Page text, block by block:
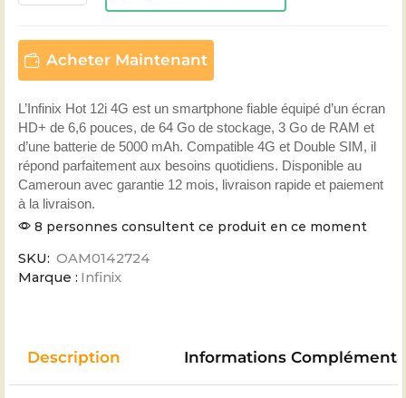
Acheter Maintenant
L’Infinix Hot 12i 4G est un smartphone fiable équipé d’un écran
HD+ de 6,6 pouces, de 64 Go de stockage, 3 Go de RAM et
d’une batterie de 5000 mAh. Compatible 4G et Double SIM, il
répond parfaitement aux besoins quotidiens. Disponible au
Cameroun avec garantie 12 mois, livraison rapide et paiement
à la livraison.
8 personnes consultent ce produit en ce moment
SKU: OAM0142724
Marque : Infinix
Description Informations